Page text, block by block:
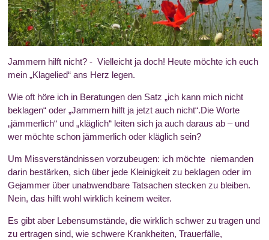
Jammern hilft nicht? - Vielleicht ja doch! Heute möchte ich euch
mein „Klagelied“ ans Herz legen.
Wie oft höre ich in Beratungen den Satz „ich kann mich nicht
beklagen“ oder „Jammern hilft ja jetzt auch nicht“.Die Worte
„jämmerlich“ und „kläglich“ leiten sich ja auch daraus ab – und
wer möchte schon jämmerlich oder kläglich sein?
Um Missverständnissen vorzubeugen: ich möchte niemanden
darin bestärken, sich über jede Kleinigkeit zu beklagen oder im
Gejammer über unabwendbare Tatsachen stecken zu bleiben.
Nein, das hilft wohl wirklich keinem weiter.
Es gibt aber Lebensumstände, die wirklich schwer zu tragen und
zu ertragen sind, wie schwere Krankheiten, Trauerfälle,